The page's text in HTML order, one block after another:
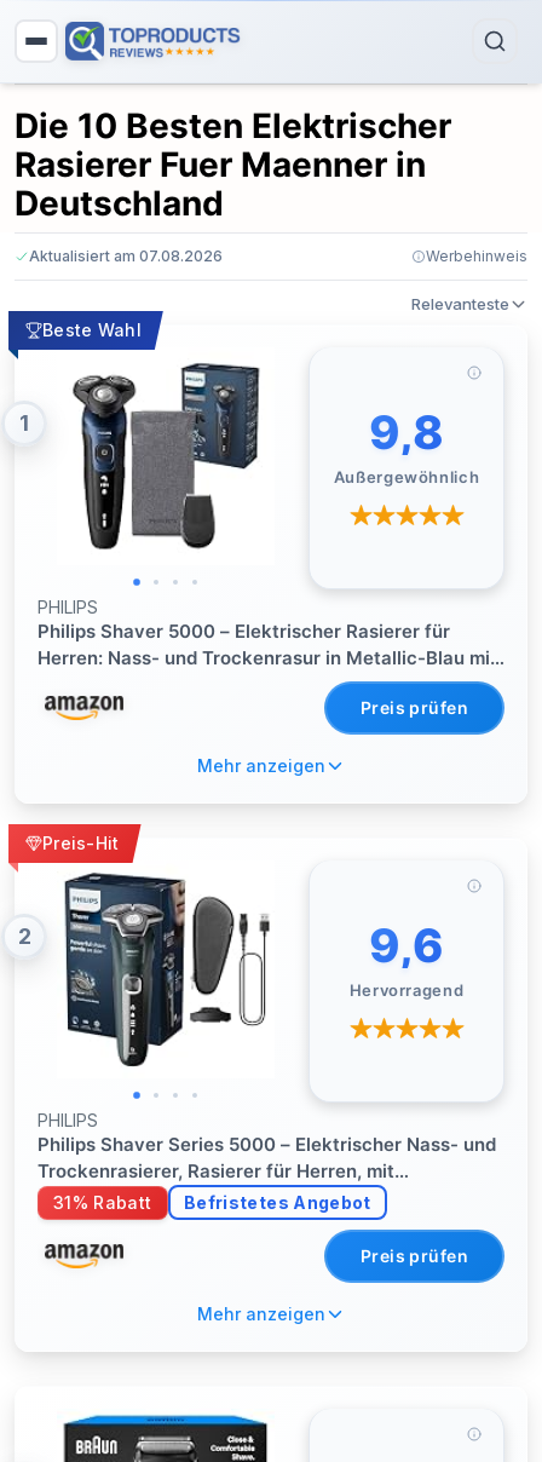
Die 10 Besten Elektrischer
Rasierer Fuer Maenner in
Deutschland
Aktualisiert am 07.08.2026 Werbehinweis
Relevanteste
Beste Wahl
1 9,8
Außergewöhnlich
PHILIPS
Philips Shaver 5000 – Elektrischer Rasierer für
Herren: Nass- und Trockenrasur in Metallic-Blau mit
Präzisionstrimmer & weicher Transporttasche
(Modell S5465/18)
Preis prüfen
Mehr anzeigen
Preis-Hit
2 9,6
Hervorragend
PHILIPS
Philips Shaver Series 5000 – Elektrischer Nass- und
Trockenrasierer, Rasierer für Herren, mit
ausklappbarem Trimmer, Ladestation & Reiseetui
(Model S5884/35)
31% Rabatt Befristetes Angebot
Preis prüfen
Mehr anzeigen